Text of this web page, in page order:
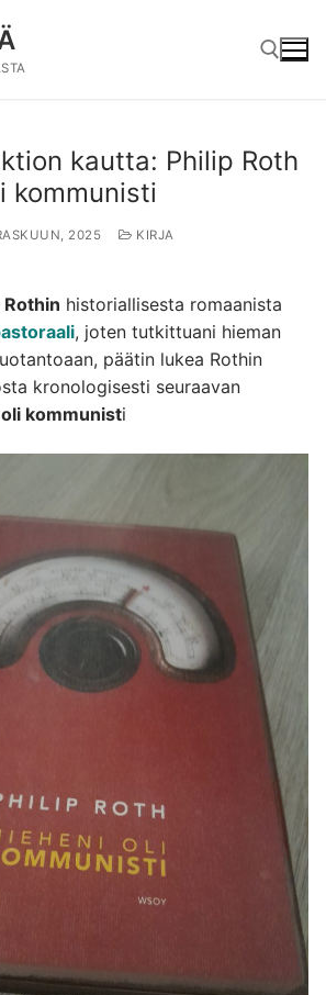
kautta: Philip Roth
kommunisti
2025
KIRJA
Rothin historiallisesta romaanista
, joten tutkittuani hieman
päätin lukea Rothin
kronologisesti seuraavan
kommunisti